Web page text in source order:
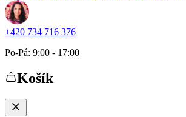
+420 734 716 376
Po-Pá: 9:00 - 17:00
Košík